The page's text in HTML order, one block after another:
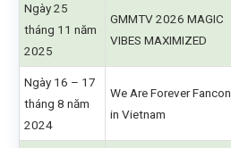
Ngày 25
tháng 11 năm
2025
GMMTV 2026 MAGIC
VIBES MAXIMIZED
Ngày 16 – 17
tháng 8 năm
2024
We Are Forever Fancon
in Vietnam